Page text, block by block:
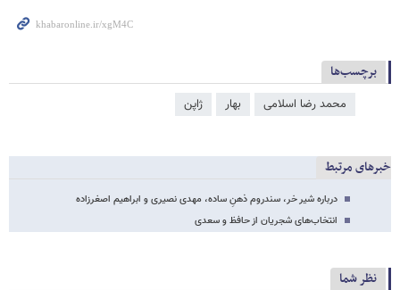
برچسب‌ها
محمد رضا اسلامی بهار ژاپن
خبرهای مرتبط
درباره شیر خر، سندروم ذهنِ ساده، مهدی نصیری و ابراهیم اصغرزاده
انتخاب‌های شجریان از حافظ و سعدی
نظر شما